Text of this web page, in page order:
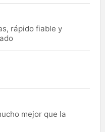
rápido fiable y
mejor que la